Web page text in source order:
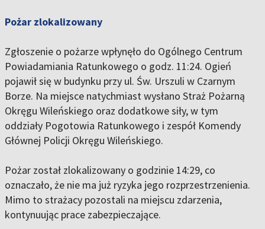
Pożar zlokalizowany
Zgłoszenie o pożarze wpłynęło do Ogólnego Centrum
Powiadamiania Ratunkowego o godz. 11:24. Ogień
pojawił się w budynku przy ul. Św. Urszuli w Czarnym
Borze. Na miejsce natychmiast wysłano Straż Pożarną
Okręgu Wileńskiego oraz dodatkowe siły, w tym
oddziały Pogotowia Ratunkowego i zespół Komendy
Głównej Policji Okręgu Wileńskiego.
Pożar został zlokalizowany o godzinie 14:29, co
oznaczało, że nie ma już ryzyka jego rozprzestrzenienia.
Mimo to strażacy pozostali na miejscu zdarzenia,
kontynuując prace zabezpieczające.